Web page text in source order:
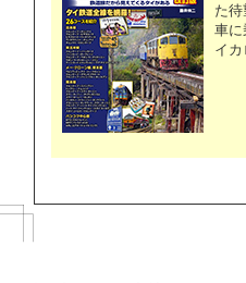
た
車に
イ